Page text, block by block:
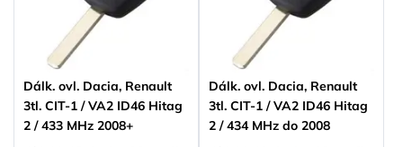
Dálk. ovl. Dacia, Renault
3tl. CIT-1 / VA2 ID46 Hitag
2 / 433 MHz 2008+
Dálk. ovl. Dacia, Renault
3tl. CIT-1 / VA2 ID46 Hitag
2 / 434 MHz do 2008